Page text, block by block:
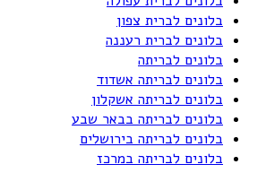
בלונים לברית צפון
בלונים לברית רעננה
בלונים לבריתה
בלונים לבריתה אשדוד
בלונים לבריתה אשקלון
בלונים לבריתה בבאר שבע
בלונים לבריתה בירושלים
בלונים לבריתה במרכז